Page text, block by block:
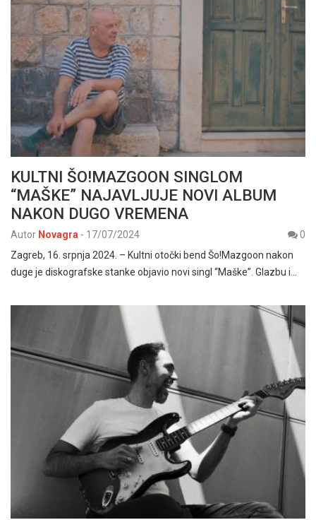
KULTNI ŠO!MAZGOON SINGLOM
“MAŠKE” NAJAVLJUJE NOVI ALBUM
NAKON DUGO VREMENA
Autor Novagra - 17/07/2024
0
Zagreb, 16. srpnja 2024. – Kultni otočki bend Šo!Mazgoon nakon
duge je diskografske stanke objavio novi singl “Maške”. Glazbu i…